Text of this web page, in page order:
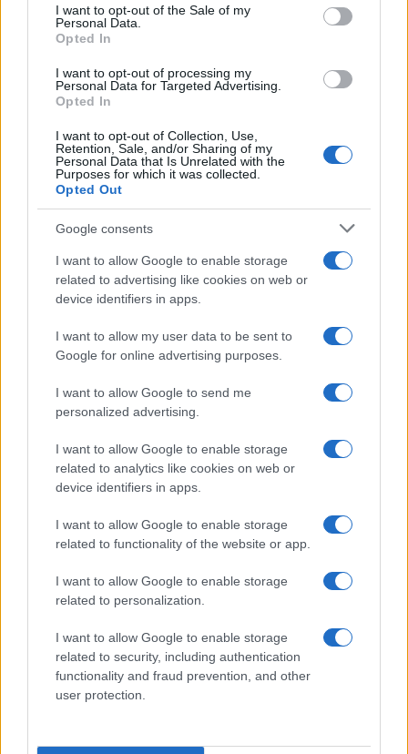
consent section.
I want to opt-out of the Sale of my
Personal Data.
Opted In
I want to opt-out of processing my
Personal Data for Targeted Advertising.
Opted In
I want to opt-out of Collection, Use,
Retention, Sale, and/or Sharing of my
Personal Data that Is Unrelated with the
Purposes for which it was collected.
Opted Out
Google consents
I want to allow Google to enable storage
related to advertising like cookies on web or
device identifiers in apps.
I want to allow my user data to be sent to
Google for online advertising purposes.
I want to allow Google to send me
personalized advertising.
I want to allow Google to enable storage
related to analytics like cookies on web or
device identifiers in apps.
I want to allow Google to enable storage
related to functionality of the website or app.
I want to allow Google to enable storage
related to personalization.
I want to allow Google to enable storage
related to security, including authentication
functionality and fraud prevention, and other
user protection.
Precedente
Villa Pamphilj
cinghiali”. Infuria la
polemica
L’orologio di
modello da 35.000
euro sequestrato
Martina Scialdone
ARTICOLI CORRELATI
Martina Scialdone, parla l’avv Spataro: “Fare di più, il
problema è sociale”
Martina Scialdone, il ristoratore si difende:
“Informazioni false e diffamatorie”